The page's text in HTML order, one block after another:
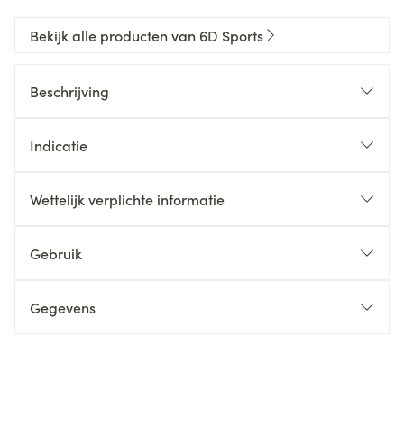
Bekijk alle producten van 6D Sports
Beschrijving
Indicatie
Wettelijk verplichte informatie
Gebruik
Gegevens